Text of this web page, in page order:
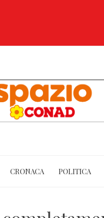
CRONACA POLITICA